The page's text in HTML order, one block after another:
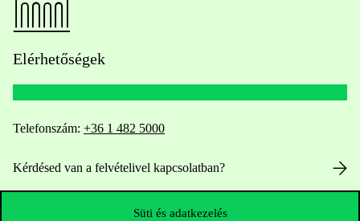
Süti és adatkezelés
Elérhetőségek
Telefonszám: +36 1 482 5000
Kérdésed van a felvételivel kapcsolatban?